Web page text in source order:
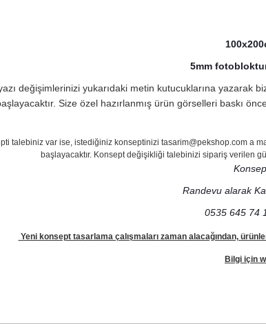
5mm
değişimlerinizi yukarıdaki metin kutucuklarına yazarak
Size özel hazırlanmış ürün görselleri baskı
talebiniz var ise, istediğiniz konseptinizi tasarim@pekshop.com a
başlayacaktır. Konsept değişikliği talebinizi sipariş verilen
Randevu alarak
0535 645 74
Yeni konsept tasarlama çalışmaları zaman alacağından,
Bilgi için